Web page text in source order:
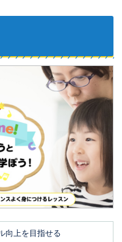
向上を目指せる